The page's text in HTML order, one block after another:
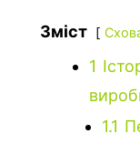
Зміст
1
1.1